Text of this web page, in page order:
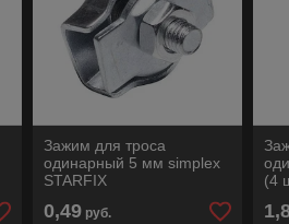
Зажим для троса
одинарный 5 мм simplex
STARFIX
0,49руб.
(4